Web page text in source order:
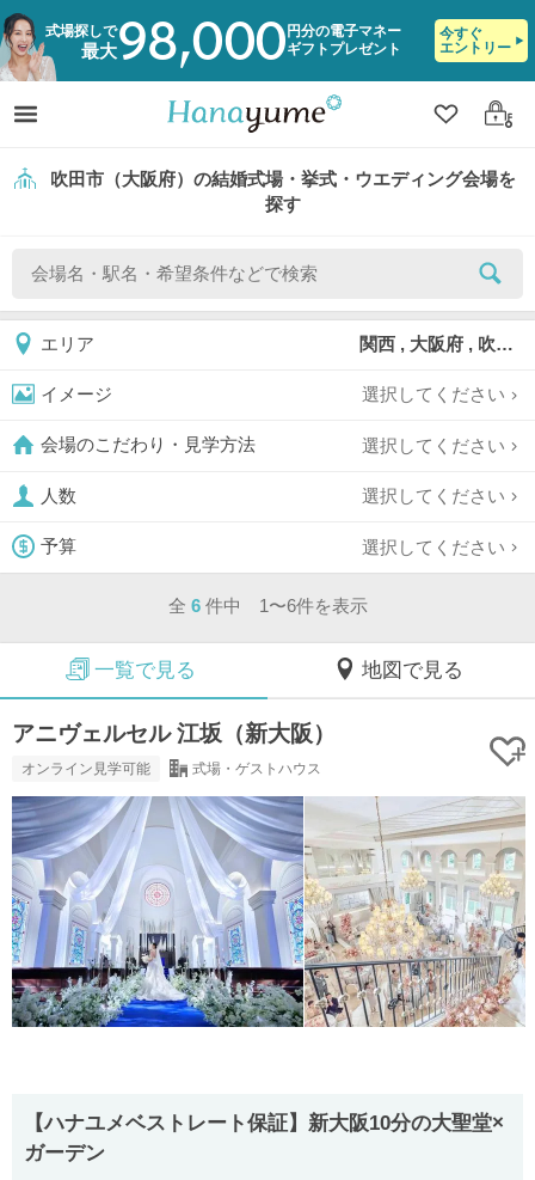
式場探しで
最大98,000 円分の電子マネー
ギフトプレゼント
今すぐ
エントリー
クリップ
ログ
吹田市（大阪府）の結婚式場・挙式・ウエディング会場を
探す
エリア 関西 , 大阪府 , 吹田市
イメージ 選択してください
会場のこだわり・見学方法 選択してください
人数 選択してください
予算 選択してください
全 6 件中 1〜6件を表示
一覧で見る 地図で見る
アニヴェルセル 江坂（新大阪）
オンライン見学可能 式場・ゲストハウス
【ハナユメベストレート保証】新大阪10分の大聖堂×
ガーデン